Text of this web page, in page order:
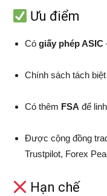
Ưu điểm
Có giấy phép ASIC
Chính sách tách
Có thêm FSA để
Được cộng đồng
Trustpilot, Forex
Hạn chế